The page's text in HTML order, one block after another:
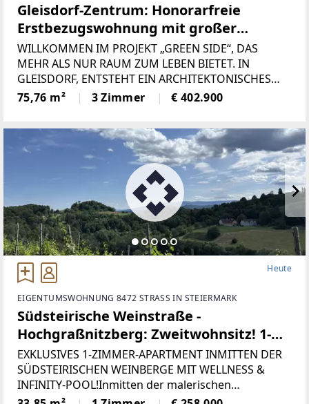
Gleisdorf-Zentrum: Honorarfreie
Erstbezugswohnung mit großer
Terrasse, Garten und Parkdeck.
Willkommen zuhause im GREEN SIDE.
WILLKOMMEN IM PROJEKT „GREEN SIDE“, DAS
MEHR ALS NUR RAUM ZUM LEBEN BIETET. IN
GLEISDORF, ENTSTEHT EIN ARCHITEKTONISCHES
MEISTERWERK – EIN ORT, AN DEM MODERNES
DESIGN, NACHHALTIGE BAUWEISE UND DIE
EINHEIT BILDEN. MIT
75,76 m² 3 Zimmer € 402.900
Heute
EIGENTUMSWOHNUNG 8472 STRASS IN STEIERMARK
Südsteirische Weinstraße -
Hochgraßnitzberg: Zweitwohnsitz! 1-
Zimmer-Apartment mit Terrasse,
Garten, Wellnessbereich, Fitnessraum
& Infinity-Pool!
EXKLUSIVES 1-ZIMMER-APARTMENT INMITTEN DER
SÜDSTEIRISCHEN WEINBERGE MIT WELLNESS &
INFINITY-POOL!Inmitten der malerischen
Weinlandschaft der Südsteiermark präsentiert sich